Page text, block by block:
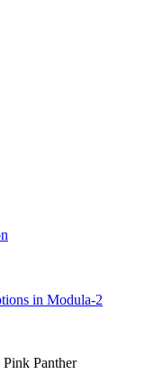
in Modula-2
Panther